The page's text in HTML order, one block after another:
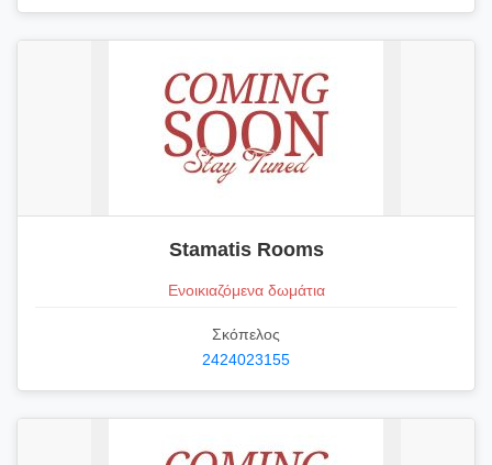
Stamatis Rooms
Ενοικιαζόμενα δωμάτια
Σκόπελος
2424023155